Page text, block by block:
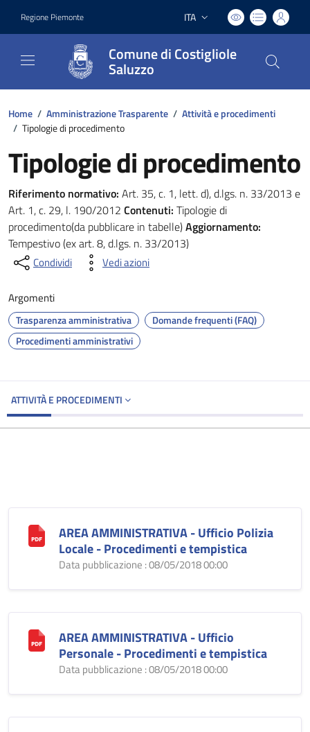
Regione Piemonte Lingua attiva:
ITA
Comune di Costigliole
Saluzzo
Home / Amministrazione Trasparente / Attività e procedimenti
/ Tipologie di procedimento
Tipologie di procedimento
Riferimento normativo: Art. 35, c. 1, lett. d), d.lgs. n. 33/2013 e
Art. 1, c. 29, l. 190/2012 Contenuti: Tipologie di
procedimento(da pubblicare in tabelle)Aggiornamento:
Tempestivo (ex art. 8, d.lgs. n. 33/2013)
Condividi Vedi azioni
Argomenti
Trasparenza amministrativa
Domande frequenti (FAQ)
Procedimenti amministrativi
ATTIVITÀ E PROCEDIMENTI
AREA AMMINISTRATIVA - Ufficio Polizia
Locale - Procedimenti e tempistica
Data pubblicazione : 08/05/2018 00:00
AREA AMMINISTRATIVA - Ufficio
Personale - Procedimenti e tempistica
Data pubblicazione : 08/05/2018 00:00